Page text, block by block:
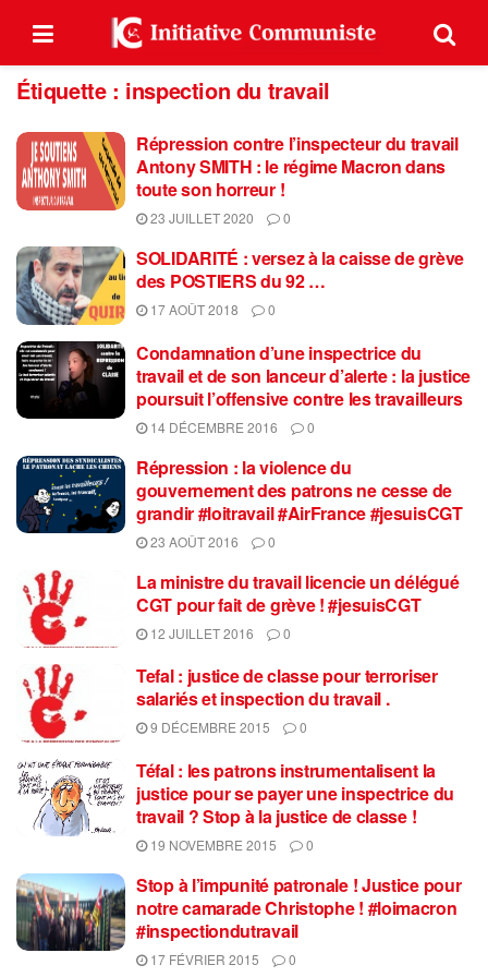
Étiquette : inspection du travail
Répression contre l’inspecteur du travail
Antony SMITH : le régime Macron dans
toute son horreur !
23 JUILLET 2020 0
SOLIDARITÉ : versez à la caisse de grève
des POSTIERS du 92 …
17 AOÛT 2018 0
Condamnation d’une inspectrice du
travail et de son lanceur d’alerte : la justice
poursuit l’offensive contre les travailleurs
14 DÉCEMBRE 2016 0
Répression : la violence du
gouvernement des patrons ne cesse de
grandir #loitravail #AirFrance #jesuisCGT
23 AOÛT 2016 0
La ministre du travail licencie un délégué
CGT pour fait de grève ! #jesuisCGT
12 JUILLET 2016 0
Tefal : justice de classe pour terroriser
salariés et inspection du travail .
9 DÉCEMBRE 2015 0
Téfal : les patrons instrumentalisent la
justice pour se payer une inspectrice du
travail ? Stop à la justice de classe !
19 NOVEMBRE 2015 0
Stop à l’impunité patronale ! Justice pour
notre camarade Christophe ! #loimacron
#inspectiondutravail
17 FÉVRIER 2015 0